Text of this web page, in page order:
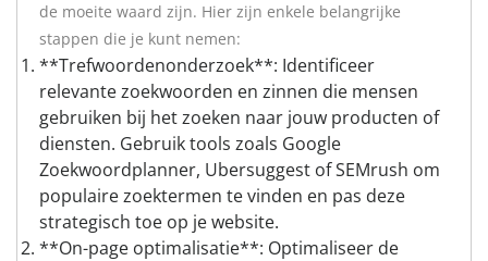
de moeite waard zijn. Hier zijn enkele belangrijke
stappen die je kunt nemen:
**Trefwoordenonderzoek**: Identificeer
relevante zoekwoorden en zinnen die mensen
gebruiken bij het zoeken naar jouw producten of
diensten. Gebruik tools zoals Google
Zoekwoordplanner, Ubersuggest of SEMrush om
populaire zoektermen te vinden en pas deze
strategisch toe op je website.
**On-page optimalisatie**: Optimaliseer de